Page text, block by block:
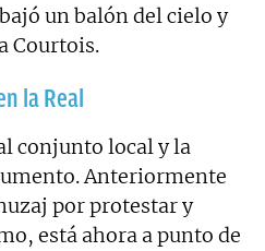
un balón del cielo y
Courtois.
la Real
conjunto local y la
Anteriormente
por protestar y
está ahora a punto de